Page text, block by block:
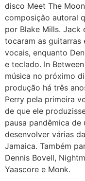
disco Meet The
composição autoral
por Blake Mills. Jack
tocaram as guitarras
vocais, enquanto
e teclado. In
música no próximo
produção há três
Perry pela primeira
de que ele
pausa pandêmica de
desenvolver várias
Jamaica. Também
Dennis Bovell,
Yaascore e Monk.